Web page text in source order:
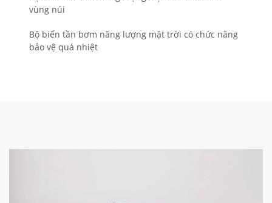
vùng núi
Bộ biến tần bơm năng lượng mặt trời có chức năng
bảo vệ quá nhiệt